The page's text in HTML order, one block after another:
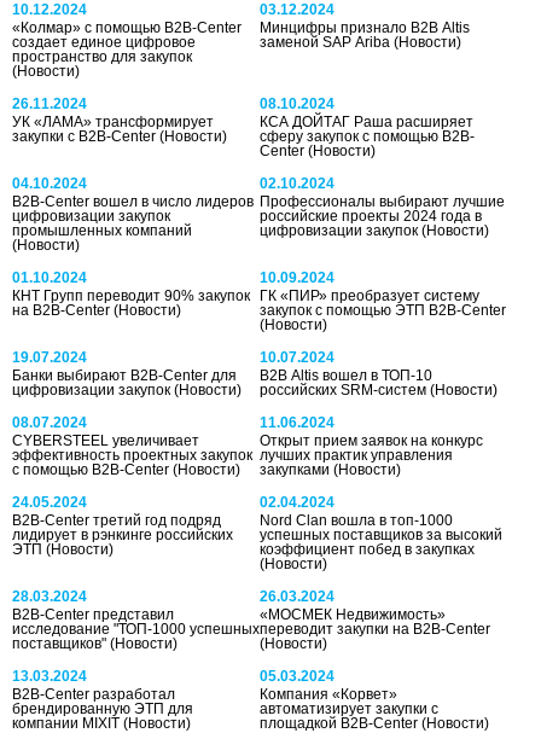
10.12.2024
«Колмар» с помощью B2B-Center
создает единое цифровое
пространство для закупок
(Новости)
03.12.2024
Минцифры признало B2B Altis
заменой SAP Ariba(Новости)
26.11.2024
УК «ЛАМА» трансформирует
закупки с B2B-Center (Новости)
08.10.2024
КСА ДОЙТАГ Раша расширяет
сферу закупок с помощью B2B-
Center(Новости)
04.10.2024
B2B-Center вошел в число лидеров
цифровизации закупок
промышленных компаний
(Новости)
02.10.2024
Профессионалы выбирают лучшие
российские проекты 2024 года в
цифровизации закупок(Новости)
01.10.2024
КНТ Групп переводит 90% закупок
на B2B-Center (Новости)
10.09.2024
ГК «ПИР» преобразует систему
закупок с помощью ЭТП B2B-Center
(Новости)
19.07.2024
Банки выбирают B2B-Center для
цифровизации закупок (Новости)
10.07.2024
B2B Altis вошел в ТОП-10
российских SRM-систем(Новости)
08.07.2024
CYBERSTEEL увеличивает
эффективность проектных закупок
с помощью B2B-Center (Новости)
11.06.2024
Открыт прием заявок на конкурс
лучших практик управления
закупками(Новости)
24.05.2024
B2B-Center третий год подряд
лидирует в рэнкинге российских
ЭТП (Новости)
02.04.2024
Nord Clan вошла в топ-1000
успешных поставщиков за высокий
коэффициент побед в закупках
(Новости)
28.03.2024
B2B-Center представил
исследование "ТОП-1000 успешных
поставщиков" (Новости)
26.03.2024
«МОСМЕК Недвижимость»
переводит закупки на B2B-Center
(Новости)
13.03.2024
B2B-Center разработал
брендированную ЭТП для
компании MIXIT (Новости)
05.03.2024
Компания «Корвет»
автоматизирует закупки с
площадкой B2B-Center(Новости)